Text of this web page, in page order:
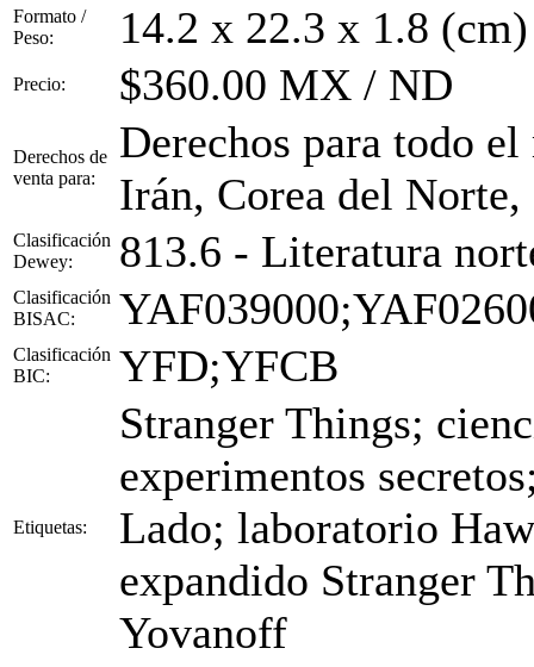
Formato /
Peso:
14.2 x 22.3 x 1.8
Precio: $360.00 MX / ND
Derechos de
venta para:
Derechos para todo
Irán, Corea del Norte,
Clasificación
Dewey:
813.6 - Literatura
Clasificación
BISAC:
Clasificación
BIC:
YFD;YFCB
Etiquetas:
Stranger Things;
experimentos
Lado; laboratorio
expandido Stranger
Yovanoff